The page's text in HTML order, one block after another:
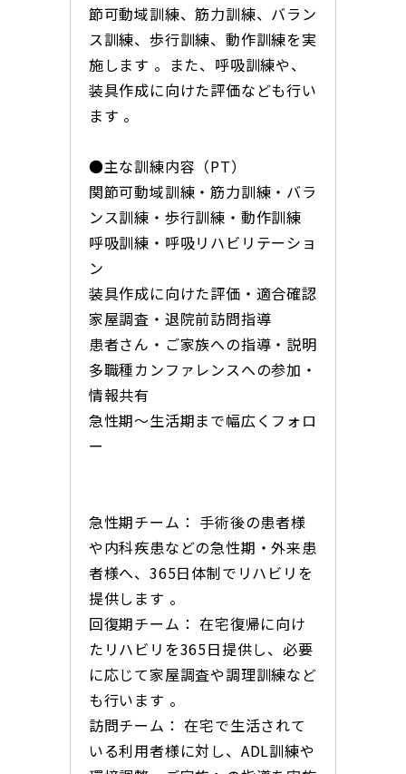
節可動域訓練、筋力訓練、バラン
ス訓練、歩行訓練、動作訓練を実
施します 。また、呼吸訓練や、
装具作成に向けた評価なども行い
ます 。
●主な訓練内容（PT）
関節可動域訓練・筋力訓練・バラ
ンス訓練・歩行訓練・動作訓練
呼吸訓練・呼吸リハビリテーショ
ン
装具作成に向けた評価・適合確認
家屋調査・退院前訪問指導
患者さん・ご家族への指導・説明
多職種カンファレンスへの参加・
情報共有
急性期〜生活期まで幅広くフォロ
ー
急性期チーム： 手術後の患者様
や内科疾患などの急性期・外来患
者様へ、365日体制でリハビリを
提供します 。
回復期チーム： 在宅復帰に向け
たリハビリを365日提供し、必要
に応じて家屋調査や調理訓練など
も行います 。
訪問チーム： 在宅で生活されて
いる利用者様に対し、ADL訓練や